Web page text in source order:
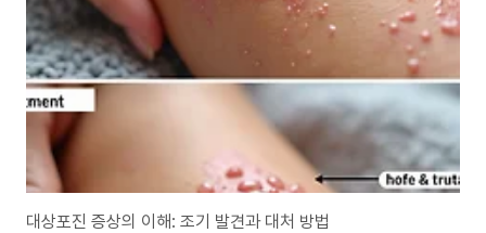
상담하여 개인에게 가장 적합한 형태를 선택해야 합니다.남성호르몬보충제: 제
품, 효과, 그리고 과..
대상포진 증상의 이해: 조기 발견과 대처 방법